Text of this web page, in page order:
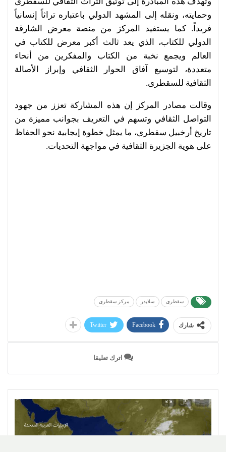
وحمايته، ونقله إلى المشهد الدولي باعتباره تراثاً إنسانياً
فريداً. كما يستفيد المركز من منصة معرض الشارقة
الدولي للكتاب، الذي يعد ثالث أكبر معرض للكتاب في
العالم ويجمع نخبة من الكتاب والمفكرين من أنحاء
متعددة، لتوسيع آفاق الحوار الثقافي وإبراز الأصالة
الثقافية للسقطرى.
وقالت مصادر المركز إن هذه المشاركة تعزز من جهود
التواصل الثقافي وتسهم في التعريف بجوانب مميزة من
تاريخ أرخبيل سقطرى، ما يمثل خطوة إيجابية نحو الحفاظ
على هوية الجزيرة الثقافية في مواجهة التحديات.
سقطرى سلايدر مركز سقطرى
شارك Facebook
Twitter
اترك تعليقا